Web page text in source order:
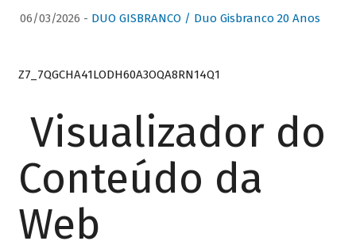
06/03/2026 - DUO GISBRANCO / Duo Gisbranco 20 Anos
Z7_7QGCHA41LODH60A3OQA8RN14Q1
Visualizador do
Conteúdo da
Web